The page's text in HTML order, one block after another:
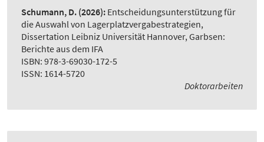
Schumann, D. (2026): Entscheidungsunterstützung für
die Auswahl von Lagerplatzvergabestrategien,
Dissertation Leibniz Universität Hannover, Garbsen:
Berichte aus dem IFA
ISBN: 978-3-69030-172-5
ISSN: 1614-5720
Doktorarbeiten